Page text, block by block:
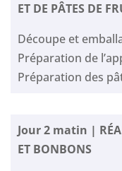
ET DE PÂTES DE
Découpe et
Préparation de
Préparation des
Jour 2 matin |
ET BONBONS